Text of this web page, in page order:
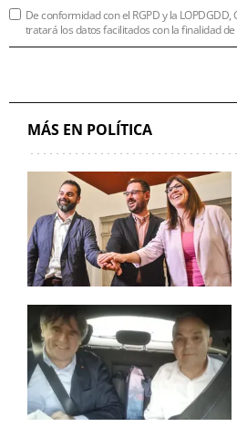
De conformidad con el RGPD y la LOPDGDD,
tratará los datos facilitados con la finalidad
MÁS EN POLÍTICA